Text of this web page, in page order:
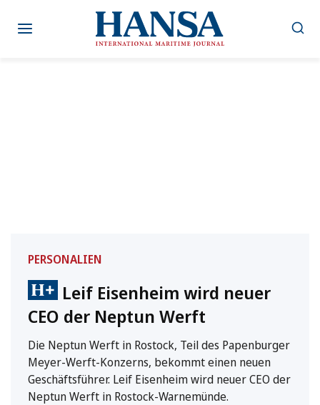
Inhalt
PERSONALIEN
Leif Eisenheim wird neuer
CEO der Neptun Werft
Die Neptun Werft in Rostock, Teil des Papenburger
Meyer-Werft-Konzerns, bekommt einen neuen
Geschäftsführer. Leif Eisenheim wird neuer CEO der
Neptun Werft in Rostock-Warnemünde.